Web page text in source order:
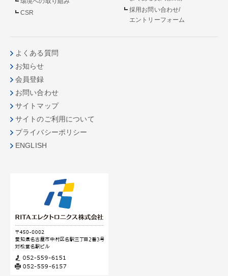
CSR
採用お問い合わせ/
エントリーフォーム
よくある質問
お知らせ
会員登録
お問い合わせ
サイトマップ
サイトのご利用について
プライバシーポリシー
ENGLISH